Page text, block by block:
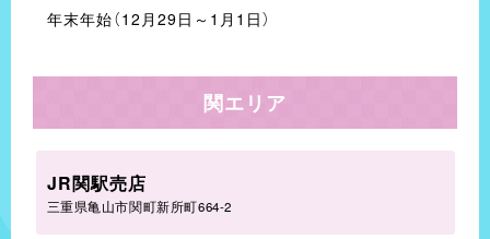
年末年始（12月29日～1月1日）
関エリア
JR関駅売店
三重県亀山市関町新所町664-2